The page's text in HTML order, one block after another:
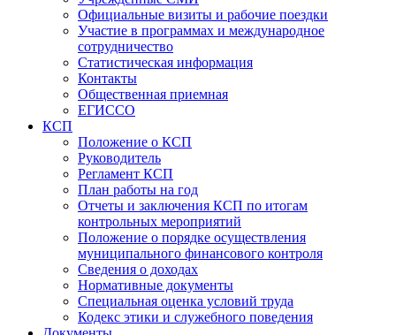
Официальные визиты и рабочие поездки
Участие в программах и международное
сотрудничество
Статистическая информация
Контакты
Общественная приемная
ЕГИССО
КСП
Положение о КСП
Руководитель
Регламент КСП
План работы на год
Отчеты и заключения КСП по итогам
контрольных мероприятий
Положение о порядке осуществления
муниципального финансового контроля
Сведения о доходах
Нормативные документы
Специальная оценка условий труда
Кодекс этики и служебного поведения